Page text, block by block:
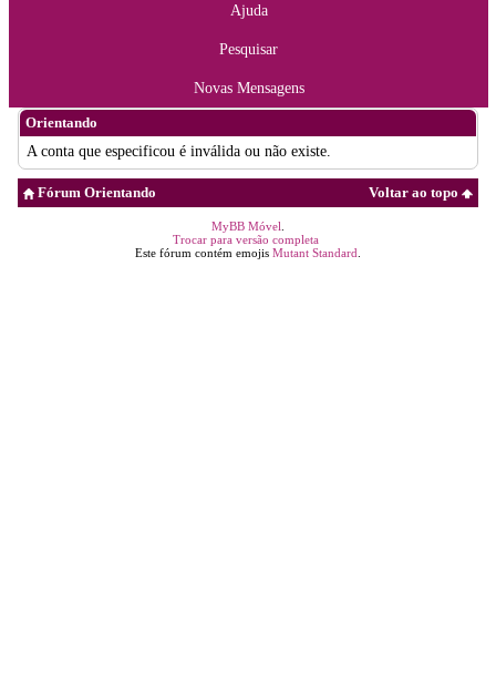
Ajuda
Pesquisar
Novas Mensagens
Orientando
A conta que especificou é inválida ou não existe.
Voltar ao topo
Fórum Orientando
MyBB Móvel
Trocar para versão completa
Este fórum contém emojis Mutant Standard